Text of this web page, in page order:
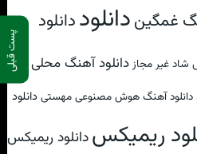
پست قبلی
غمگیندانلوددانلود
شاد غیر مجاز دانلود آهنگ محلی
دانلود آهنگ هوش مصنوعی مهستیدانلود
ریمیکسدانلود ریمیکس